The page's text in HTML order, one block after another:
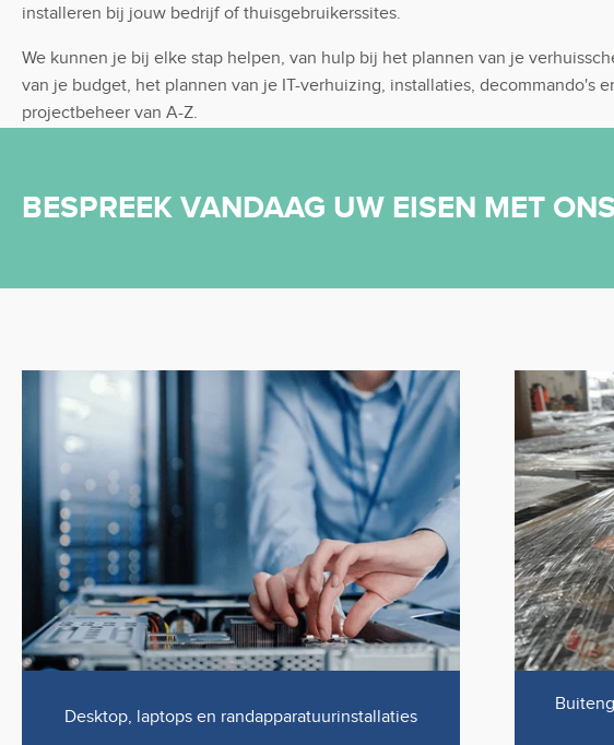
installeren bij jouw bedrijf of thuisgebruikerssites.
We kunnen je bij elke stap helpen, van hulp bij het plannen van je
van je budget, het plannen van je IT-verhuizing, installaties, decommando's
projectbeheer van A-Z.
BESPREEK VANDAAG UW EISEN MET ONS
Desktop, laptops en randapparatuurinstallaties